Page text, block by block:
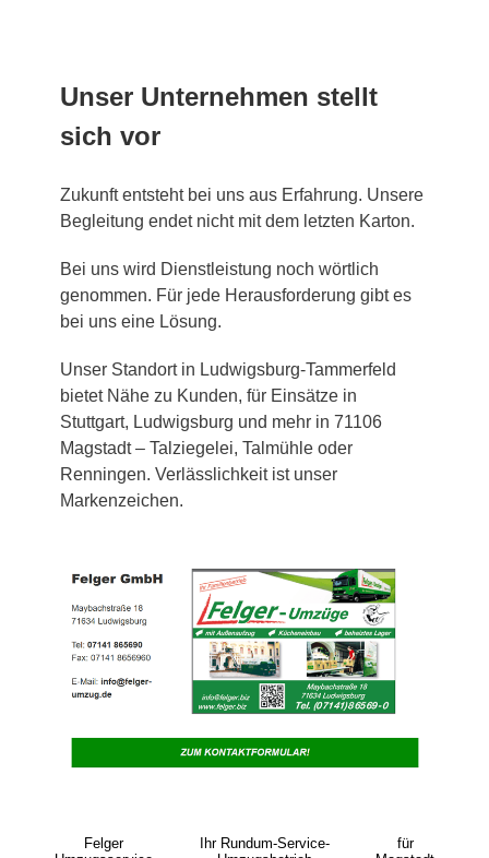
Unser Unternehmen stellt
sich vor
Zukunft entsteht bei uns aus Erfahrung. Unsere
Begleitung endet nicht mit dem letzten Karton.
Bei uns wird Dienstleistung noch wörtlich
genommen. Für jede Herausforderung gibt es
bei uns eine Lösung.
Unser Standort in Ludwigsburg-Tammerfeld
bietet Nähe zu Kunden, für Einsätze in
Stuttgart, Ludwigsburg und mehr in 71106
Magstadt – Talziegelei, Talmühle oder
Renningen. Verlässlichkeit ist unser
Markenzeichen.
Felger
Ihr Rundum-Service-
für